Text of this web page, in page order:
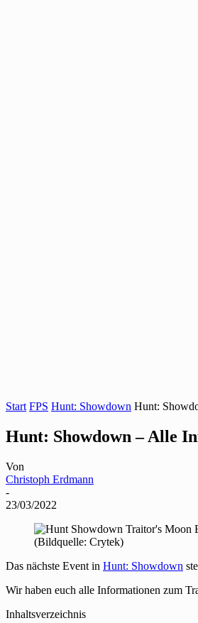
Start FPS Hunt: Showdown Hunt:
Hunt: Showdown – Alle
Von
Christoph Erdmann
-
23/03/2022
(Bildquelle: Crytek)
Das nächste Event in Hunt: Showdown
Wir haben euch alle Informationen zum
Inhaltsverzeichnis